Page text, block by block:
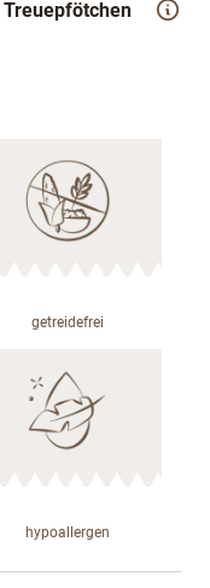
Treuepfötchen
getreidefrei
hypoallergen